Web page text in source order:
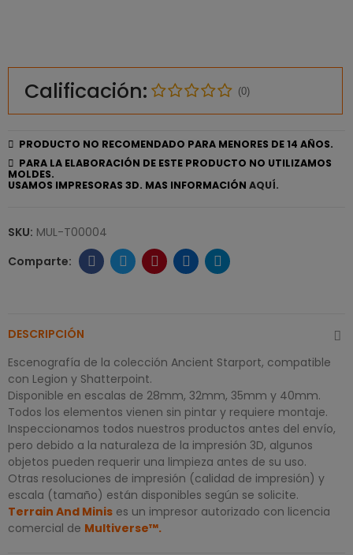
Calificación: (0)
PRODUCTO NO RECOMENDADO PARA MENORES DE 14 AÑOS.
PARA LA ELABORACIÓN DE ESTE PRODUCTO NO UTILIZAMOS
MOLDES.
USAMOS IMPRESORAS 3D. MAS INFORMACIÓN AQUÍ.
SKU: MUL-T00004
DESCRIPCIÓN
Escenografía de la colección Ancient Starport, compatible
con Legion y Shatterpoint.
Disponible en escalas de 28mm, 32mm, 35mm y 40mm.
Todos los elementos vienen sin pintar y requiere montaje.
Inspeccionamos todos nuestros productos antes del envío,
pero debido a la naturaleza de la impresión 3D, algunos
objetos pueden requerir una limpieza antes de su uso.
Otras resoluciones de impresión (calidad de impresión) y
escala (tamaño) están disponibles según se solicite.
Terrain And Minis es un impresor autorizado con licencia
comercial de Multiverse™.